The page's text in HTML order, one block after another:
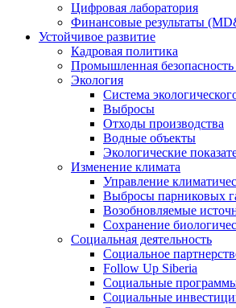
Цифровая лаборатория
Финансовые результаты
Устойчивое развитие
Кадровая политика
Промышленная безопасность
Экология
Система
Выбросы
Отходы производства
Водные объекты
Экологические
Изменение климата
Управление
Выбросы парниковых
Возобновляемые
Сохранение
Социальная деятельность
Социальное
Follow Up Siberia
Социальные
Социальные